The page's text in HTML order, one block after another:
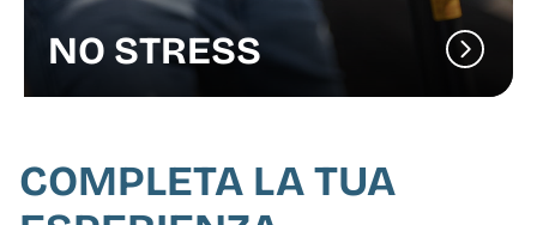
NO STRESS
COMPLETA LA TUA